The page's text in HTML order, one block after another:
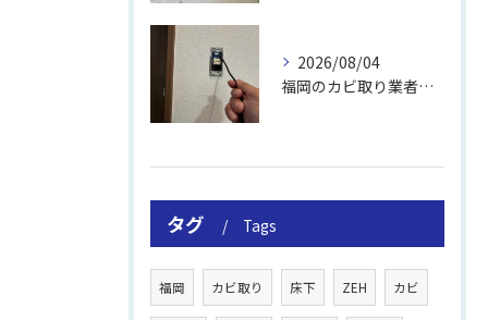
2026/08/04
福岡のカビ取り業者おすすめの選び方と費用
タグ Tags
福岡 カビ取り 床下 ZEH カビ